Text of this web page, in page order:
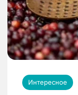
Интересное